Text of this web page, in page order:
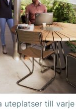
uteplatser till